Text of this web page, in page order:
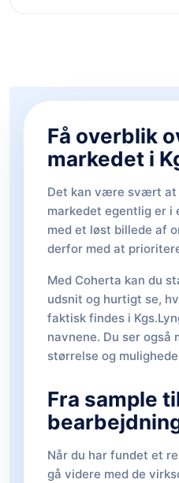
Få overblik
markedet i
Det kan være svært at
markedet egentlig er i
med et løst billede af
derfor med at
Med Coherta kan du
udsnit og hurtigt se,
faktisk findes i
navnene. Du ser også
størrelse og
Fra sample
Når du har fundet et
gå videre med de